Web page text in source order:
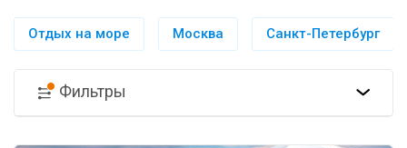
Отдых на море Москва Санкт-Петербург
Фильтры